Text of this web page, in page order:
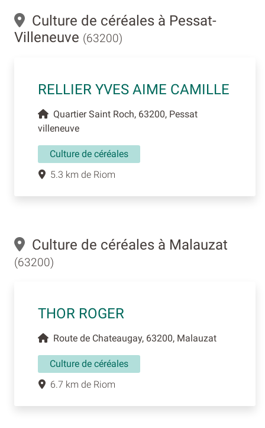
Culture de céréales à Pessat-
Villeneuve (63200)
RELLIER YVES AIME CAMILLE
Quartier Saint Roch, 63200, Pessat
villeneuve
Culture de céréales
5.3 km de Riom
Culture de céréales à Malauzat
(63200)
THOR ROGER
Route de Chateaugay, 63200, Malauzat
Culture de céréales
6.7 km de Riom